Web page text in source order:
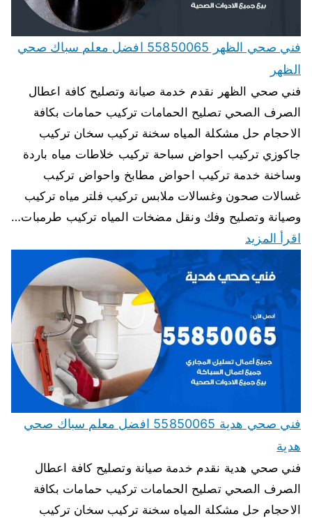
فني صحي الظهر 55850065 افضل معلم سباك صحي
الظهر
فني صحي الظهر نقدم خدمة صيانة وتصليح كافة اعطال
الصرف الصحي تصليح الحمامات تركيب حمامات بكافة
الاحجام حل مشكلة المياه سخنة تركيب سخان تركيب
جاكوزي تركيب احواض سباحة تركيب خلاطات مياه باردة
وساخنة خدمة تركيب احواض مطابخ واحواض تركيب
غسالات صحون وغسالات ملابس تركيب فلتر مياه تركيب
وصيانة وتصليح وفك ونقل مضخات المياه تركيب طرمبات…
اقرأ المزيد
فني صحي هدية 55850065 افضل معلم سباك صحي
هدية
فني صحي هدية نقدم خدمة صيانة وتصليح كافة اعطال
الصرف الصحي تصليح الحمامات تركيب حمامات بكافة
الاحجام حل مشكلة المياه سخنة تركيب سخان تركيب